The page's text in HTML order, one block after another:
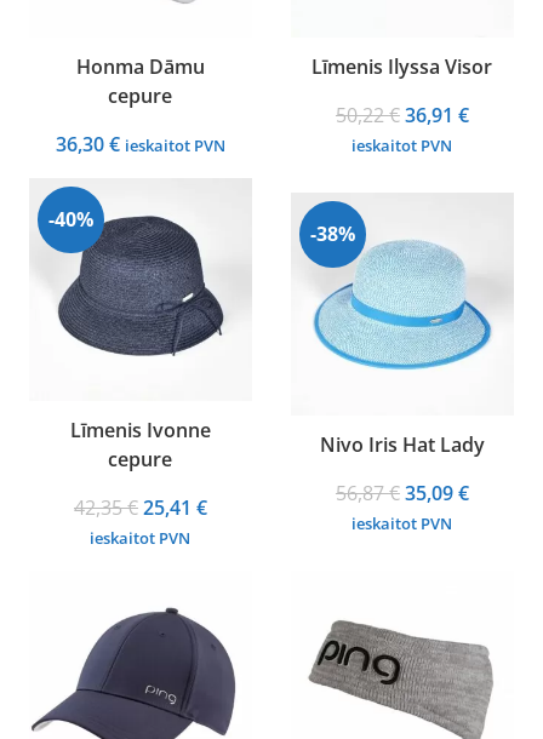
Honma Dāmu
cepure
36,30€ ieskaitot PVN
Līmenis Ilyssa Visor
50,22€Original
price
36,91 €Current
ieskaitot PVN
-40%
Līmenis Ivonne
cepure
42,35€Original
price
25,41 €Current
ieskaitot PVN
-38%
Nivo Iris Hat Lady
56,87€Original
price
35,09€Current
ieskaitot PVN